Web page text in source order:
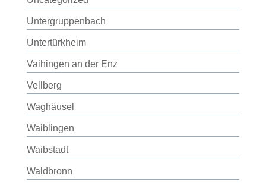
Untergruppenbach
Untertürkheim
Vaihingen an der Enz
Vellberg
Waghäusel
Waiblingen
Waibstadt
Waldbronn